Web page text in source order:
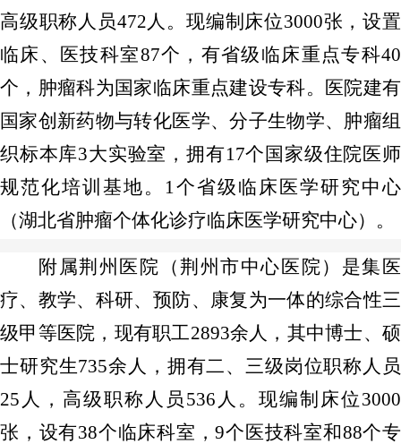
高级职称人员472人。现编制床位3000张，设置
临床、医技科室87个，有省级临床重点专科40
个，肿瘤科为国家临床重点建设专科。医院建有
国家创新药物与转化医学、分子生物学、肿瘤组
织标本库3大实验室，拥有17个国家级住院医师
规范化培训基地。1个省级临床医学研究中心
（湖北省肿瘤个体化诊疗临床医学研究中心）。
附属荆州医院（荆州市中心医院）是集医
疗、教学、科研、预防、康复为一体的综合性三
级甲等医院，现有职工2893余人，其中博士、硕
士研究生735余人，拥有二、三级岗位职称人员
25人，高级职称人员536人。现编制床位3000
张，设有38个临床科室，9个医技科室和88个专